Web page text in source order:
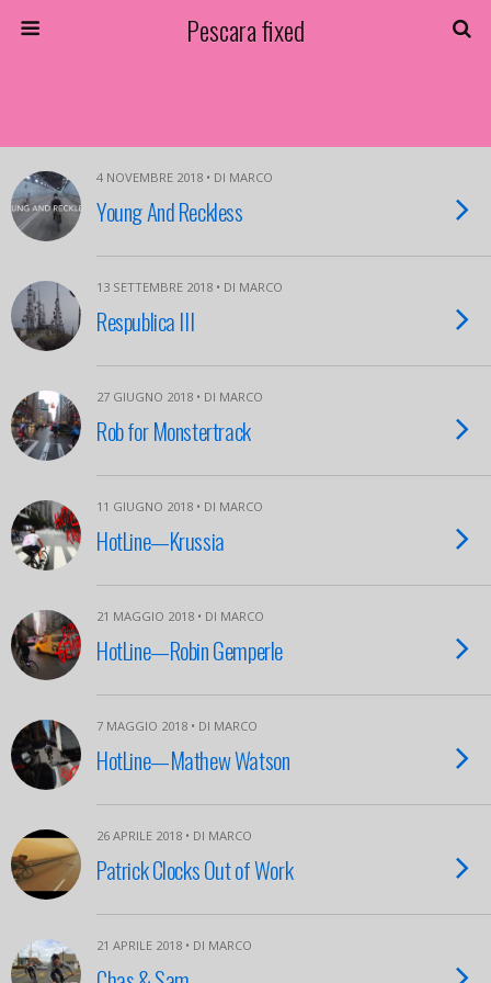
Pescara fixed
4 NOVEMBRE 2018 • DI MARCO
Young And Reckless
13 SETTEMBRE 2018 • DI MARCO
Respublica III
27 GIUGNO 2018 • DI MARCO
Rob for Monstertrack
11 GIUGNO 2018 • DI MARCO
HotLine—Krussia
21 MAGGIO 2018 • DI MARCO
HotLine—Robin Gemperle
7 MAGGIO 2018 • DI MARCO
HotLine—Mathew Watson
26 APRILE 2018 • DI MARCO
Patrick Clocks Out of Work
21 APRILE 2018 • DI MARCO